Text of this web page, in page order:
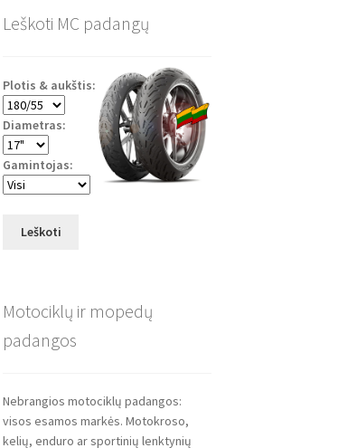
Leškoti MC padangų
Plotis & aukštis:
Diametras:
Gamintojas:
Leškoti
Motociklų ir mopedų
padangos
Nebrangios motociklų padangos:
visos esamos markės. Motokroso,
kelių, enduro ar sportinių lenktynių